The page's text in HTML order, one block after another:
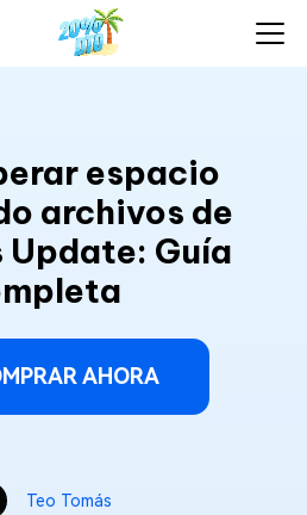
espacio
archivos de
Guía
AHORA
Teo Tomás